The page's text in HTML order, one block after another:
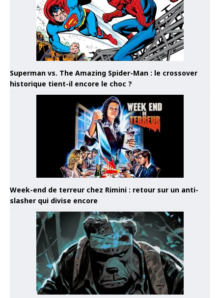
Superman vs. The Amazing Spider-Man : le crossover
historique tient-il encore le choc ?
Week-end de terreur chez Rimini : retour sur un anti-
slasher qui divise encore